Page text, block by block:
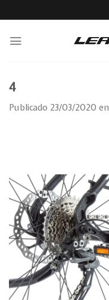
to
4
Publicado 23/03/2020 en